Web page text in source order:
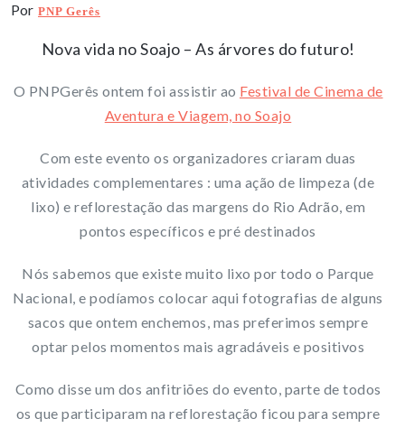
Por PNP Gerês
Nova vida no Soajo – As árvores do futuro!
O PNPGerês ontem foi assistir ao Festival de Cinema de
Aventura e Viagem, no Soajo
Com este evento os organizadores criaram duas
atividades complementares : uma ação de limpeza (de
lixo) e reflorestação das margens do Rio Adrão, em
pontos específicos e pré destinados
Nós sabemos que existe muito lixo por todo o Parque
Nacional, e podíamos colocar aqui fotografias de alguns
sacos que ontem enchemos, mas preferimos sempre
optar pelos momentos mais agradáveis e positivos
Como disse um dos anfitriões do evento, parte de todos
os que participaram na reflorestação ficou para sempre